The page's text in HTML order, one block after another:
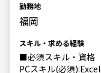
勤務地
福岡
スキル・求める経験
■必須スキル・資格
PCスキル(必須